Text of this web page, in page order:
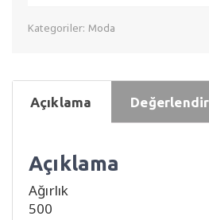
Kategoriler: Moda
Açıklama
Açıklama
Ağırlık
500